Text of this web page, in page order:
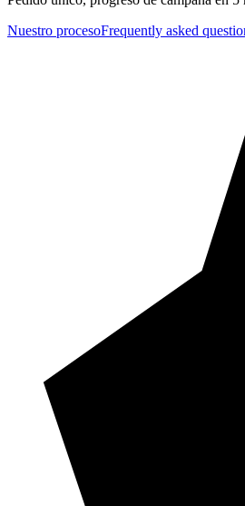
Nuestro procesoFrequently asked